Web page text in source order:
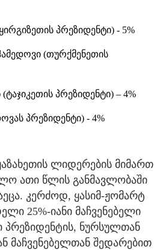
პრეზიდენტი) - 5%
(თურქმენეთის
პრეზიდენტი) – 4%
პრეზიდენტი) - 4%
ლიდერების მიმართ
ათი წლის განმავლობაში
კერძოდ, ყასიმ-ჟომარტ
25%-იანი მაჩვენებელი
პრეზიდენტის, ნურსულთან
მაჩვენებელთან შედარებით